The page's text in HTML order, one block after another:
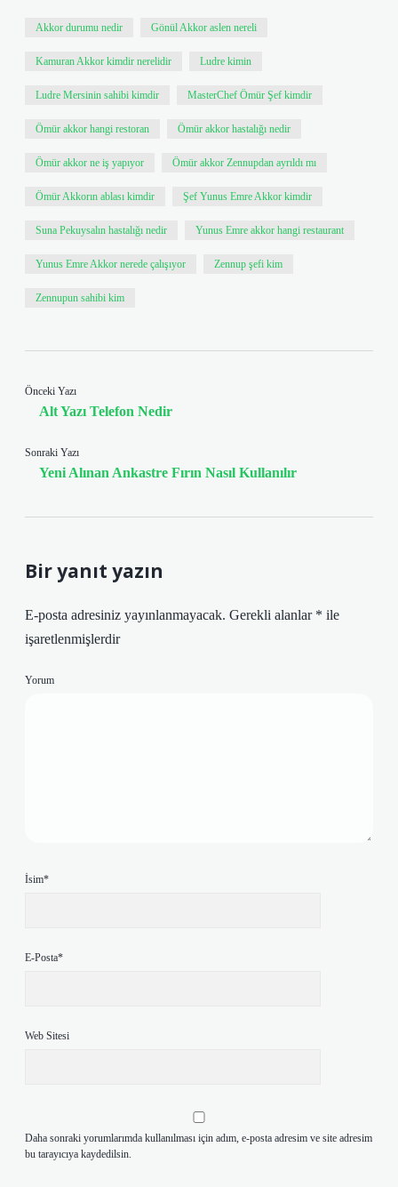
Akkor durumu nedir Gönül Akkor aslen nereli
Kamuran Akkor kimdir nerelidir Ludre kimin
Ludre Mersinin sahibi kimdir MasterChef Ömür Şef kimdir
Ömür akkor hangi restoran Ömür akkor hastalığı nedir
Ömür akkor ne iş yapıyor Ömür akkor Zennupdan ayrıldı mı
Ömür Akkorın ablası kimdir Şef Yunus Emre Akkor kimdir
Suna Pekuysalın hastalığı nedir Yunus Emre akkor hangi restaurant
Yunus Emre Akkor nerede çalışıyor Zennup şefi kim
Zennupun sahibi kim
Önceki Yazı
Alt Yazı Telefon Nedir
Sonraki Yazı
Yeni Alınan Ankastre Fırın Nasıl Kullanılır
Bir yanıt yazın
E-posta adresiniz yayınlanmayacak. Gerekli alanlar * ile
işaretlenmişlerdir
Yorum
İsim*
E-Posta*
Web Sitesi
Daha sonraki yorumlarımda kullanılması için adım, e-posta adresim ve site adresim
bu tarayıcıya kaydedilsin.